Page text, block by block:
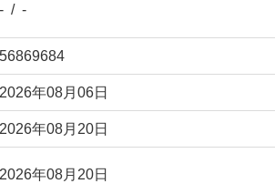
- / -
56869684
2026年08月06日
2026年08月20日
2026年08月20日